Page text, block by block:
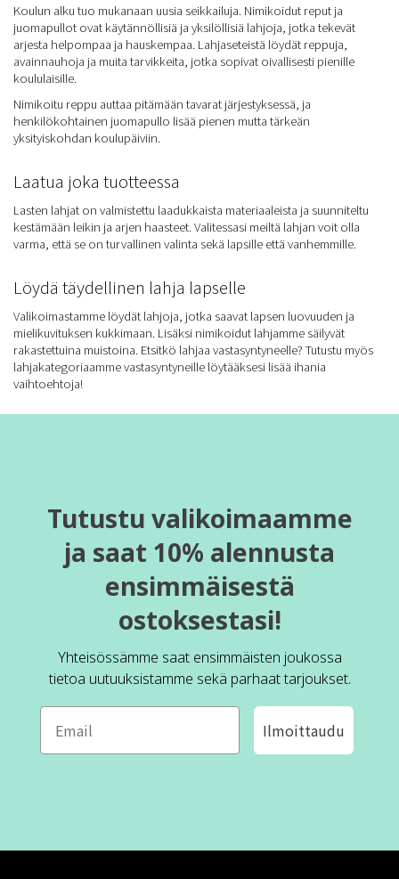
Koulun alku tuo mukanaan uusia seikkailuja. Nimikoidut reput ja
juomapullot ovat käytännöllisiä ja yksilöllisiä lahjoja, jotka tekevät
arjesta helpompaa ja hauskempaa. Lahjaseteistä löydät reppuja,
avainnauhoja ja muita tarvikkeita, jotka sopivat oivallisesti pienille
koululaisille.
Nimikoitu reppu auttaa pitämään tavarat järjestyksessä, ja
henkilökohtainen juomapullo lisää pienen mutta tärkeän
yksityiskohdan koulupäiviin.
Laatua joka tuotteessa
Lasten lahjat on valmistettu laadukkaista materiaaleista ja suunniteltu
kestämään leikin ja arjen haasteet. Valitessasi meiltä lahjan voit olla
varma, että se on turvallinen valinta sekä lapsille että vanhemmille.
Löydä täydellinen lahja lapselle
Valikoimastamme löydät lahjoja, jotka saavat lapsen luovuuden ja
mielikuvituksen kukkimaan. Lisäksi nimikoidut lahjamme säilyvät
rakastettuina muistoina. Etsitkö lahjaa vastasyntyneelle? Tutustu myös
lahjakategoriaamme vastasyntyneille löytääksesi lisää ihania
vaihtoehtoja!
Tutustu valikoimaamme
ja saat 10% alennusta
ensimmäisestä
ostoksestasi!
Yhteisössämme saat ensimmäisten joukossa
tietoa uutuuksistamme sekä parhaat tarjoukset.
Ilmoittaudu